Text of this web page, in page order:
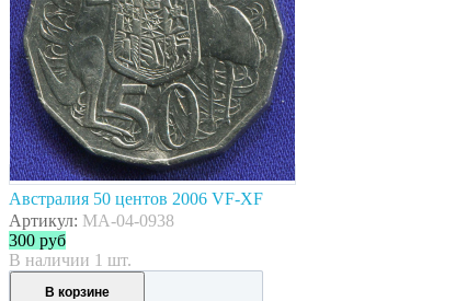
Австралия 50 центов 2006 VF-XF
Артикул: MA-04-0938
300 руб
В наличии 1 шт.
В корзине